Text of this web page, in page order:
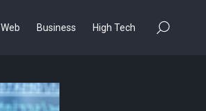
Web Business High Tech
×